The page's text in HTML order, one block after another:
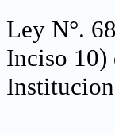
Ley N°.
Inciso 10)